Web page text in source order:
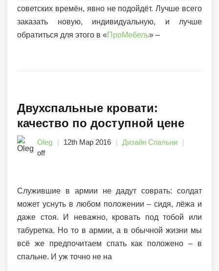
советских времён, явно не подойдёт. Лучше всего
заказать новую, индивидуальную, и лучше
обратиться для этого в «ПроМебель» –
Двухспальные кровати:
качество по доступной цене
Oleg 12th Мар 2016
Дизайн Спальни
off
Служившие в армии не дадут соврать: солдат
может уснуть в любом положении – сидя, лёжа и
даже стоя. И неважно, кровать под тобой или
табуретка. Но то в армии, а в обычной жизни мы
всё же предпочитаем спать как положено – в
спальне. И уж точно не на